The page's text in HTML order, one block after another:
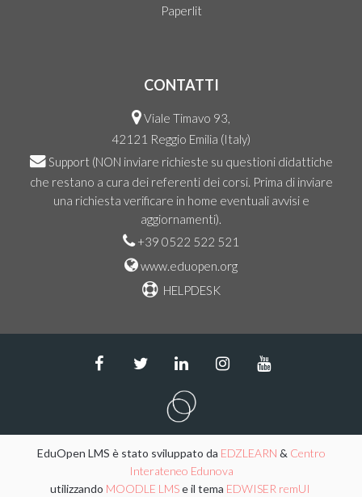
Paperlit
CONTATTI
Viale Timavo 93,
42121 Reggio Emilia (Italy)
Support (NON inviare richieste su questioni didattiche
che restano a cura dei referenti dei corsi. Prima di inviare
una richiesta verificare in home eventuali avvisi e
aggiornamenti).
+39 0522 522 521
www.eduopen.org
HELPDESK
EduOpen LMS è stato sviluppato da EDZLEARN & Centro
Interateneo Edunova
utilizzando MOODLE LMSe il tema EDWISER remUI